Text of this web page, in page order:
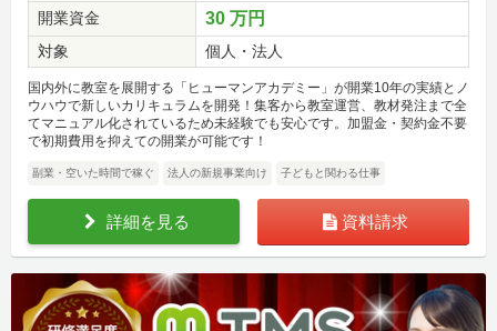
開業資金
30 万円
対象 個人・法人
国内外に教室を展開する「ヒューマンアカデミー」が開業10年の実績とノ
ウハウで新しいカリキュラムを開発！集客から教室運営、教材発注まで全
てマニュアル化されているため未経験でも安心です。加盟金・契約金不要
で初期費用を抑えての開業が可能です！
副業・空いた時間で稼ぐ 法人の新規事業向け 子どもと関わる仕事
詳細を見る 資料請求